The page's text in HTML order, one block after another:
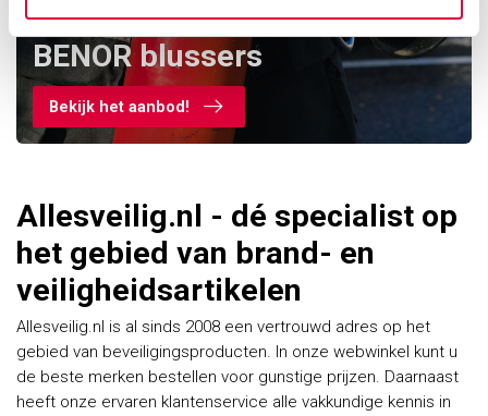
Ontdek ons assortiment
BENOR blussers
Bekijk het aanbod!
Allesveilig.nl - dé specialist op
het gebied van brand- en
veiligheidsartikelen
Allesveilig.nl is al sinds 2008 een vertrouwd adres op het
gebied van beveiligingsproducten. In onze webwinkel kunt u
de beste merken bestellen voor gunstige prijzen. Daarnaast
heeft onze ervaren klantenservice alle vakkundige kennis in